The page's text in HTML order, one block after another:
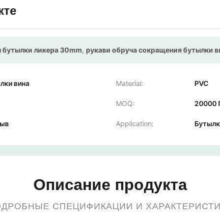
бутылки ликера 30mm, рукави обруча сокращения бутылки
вина Material: PVC
MOQ: 20000
Application:
Описание продукта
СПЕЦИФИКАЦИИ И